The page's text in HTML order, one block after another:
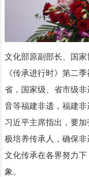
文化部原副部长、国
《传承进行时》第二
省，国家级、省市级
音等福建非遗，福建非
习近平主席指出，要
极培养传承人，确保
文化传承在各界努力
象。